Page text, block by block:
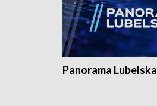
Panorama Lubelska